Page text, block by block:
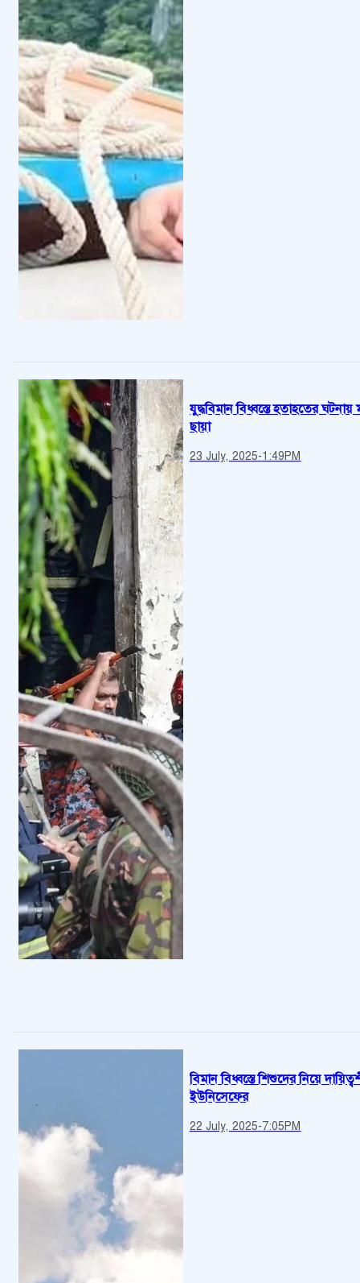
যুদ্ধবিমান বিধ্বস্তে হতাহতের ঘটনায়
ছায়া
23 July, 2025-1:49PM
বিমান বিধ্বস্তে শিশুদের নিয়ে
ইউনিসেফের
22 July, 2025-7:05PM